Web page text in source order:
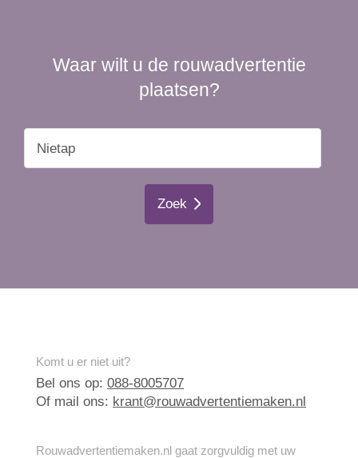
Waar wilt u de rouwadvertentie
plaatsen?
Zoek
Komt u er niet uit?
Bel ons op: 088-8005707
Of mail ons: krant@rouwadvertentiemaken.nl
Rouwadvertentiemaken.nl gaat zorgvuldig met uw